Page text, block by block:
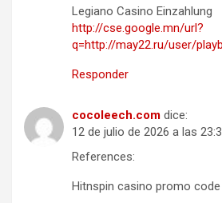
Legiano Casino Einzahlung
http://cse.google.mn/url?
q=http://may22.ru/user/
Responder
cocoleech.com dice:
12 de julio de 2026 a las
References:
Hitnspin casino promo code